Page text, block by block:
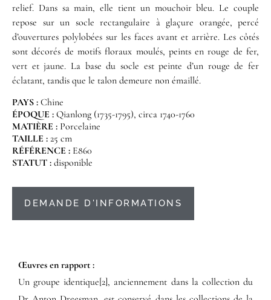
relief. Dans sa main, elle tient un mouchoir bleu. Le couple
repose sur un socle rectangulaire à glaçure orangée, percé
d’ouvertures polylobées sur les faces avant et arrière. Les côtés
sont décorés de motifs floraux moulés, peints en rouge de fer,
vert et jaune. La base du socle est peinte d’un rouge de fer
éclatant, tandis que le talon demeure non émaillé.
PAYS : Chine
ÉPOQUE : Qianlong (1735-1795), circa 1740-1760
MATIÈRE : Porcelaine
TAILLE : 25 cm
RÉFÉRENCE : E860
STATUT : disponible
DEMANDE D'INFORMATIONS
Œuvres en rapport :​
Un groupe identique[2], anciennement dans la collection du